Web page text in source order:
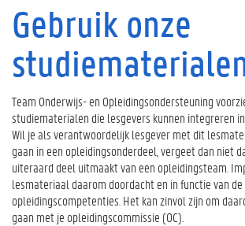
Gebruik onze
Team Onderwijs- en Opleidingsondersteuning
studiematerialen die lesgevers kunnen integreren
Wil je als verantwoordelijk lesgever met dit
gaan in een opleidingsonderdeel, vergeet dan niet
uiteraard deel uitmaakt van een opleidingsteam.
lesmateriaal daarom doordacht en in functie van de
opleidingscompetenties. Het kan zinvol zijn om
gaan met je opleidingscommissie (OC).